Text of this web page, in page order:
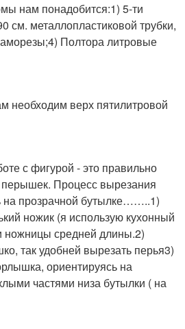
нам понадобится:1) 5-ти
см. металлопластиковой трубки,
Полтора литровые
необходим верх пятилитровой
с фигурой - это правильно
Процесс вырезания
на прозрачной бутылке……..1)
ножик (я использую кухонный
ножницы средней длины.2)
так удобней вырезать перья3)
ориентируясь на
частями низа бутылки ( на